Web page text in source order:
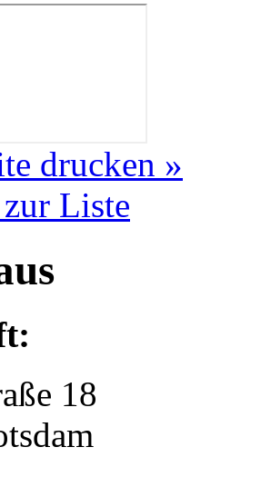
drucken »
Liste
18